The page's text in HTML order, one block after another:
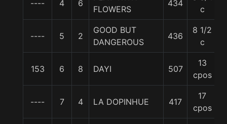
---- 4 6
FLOWERS
434
c
---- 5 2
GOOD BUT
DANGEROUS
436
8 1/2
c
153 6 8 DAYI 507
13
cpos
---- 7 4 LA DOPINHUE 417
17
cpos